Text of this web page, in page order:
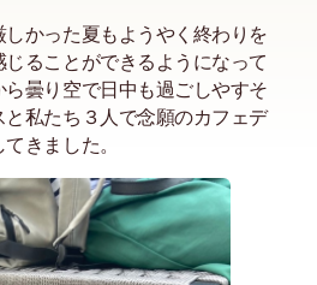
しかった夏もようやく終わりを
ることができるようになって
曇り空で日中も過ごしやすそ
と私たち３人で念願のカフェデ
きました。